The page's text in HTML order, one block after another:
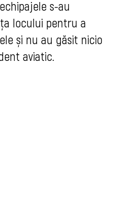
s-au
locului pentru a
și nu au găsit nicio
aviatic.